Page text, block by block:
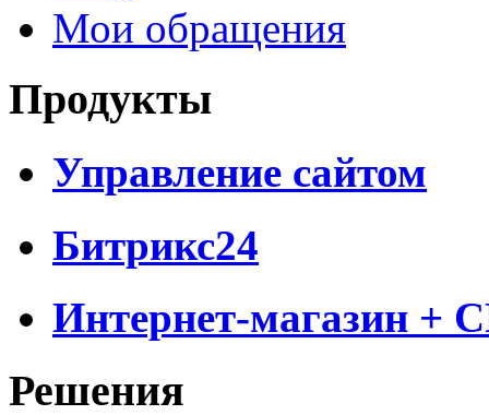
Мои обращения
Продукты
Управление сайтом
Битрикс24
Интернет-магазин +
Решения